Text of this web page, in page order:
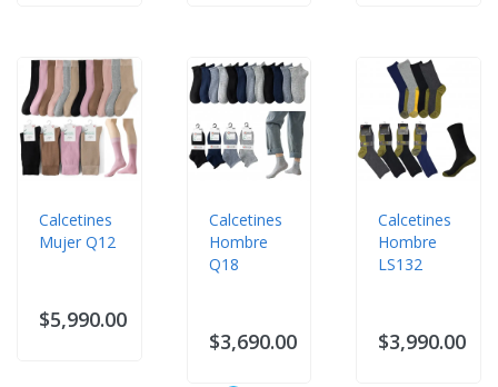
Calcetines
Mujer Q12
$5,990.00
Calcetines
Hombre
Q18
$3,690.00
Calcetines
Hombre
LS132
$3,990.00